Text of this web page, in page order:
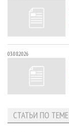
03.08.2026
СТАТЬИ ПО ТЕМЕ